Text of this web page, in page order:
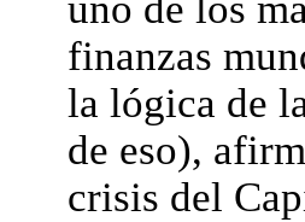
finanzas
la lógica de
de eso),
crisis del